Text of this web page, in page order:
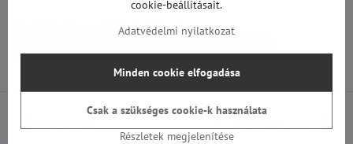
Továbbiak a kategóriából
cookie-beállításait.
Adatvédelmi nyilatkozat
Részletek megjelenítése
Minden cookie elfogadása
Csak a szükséges cookie-k használata